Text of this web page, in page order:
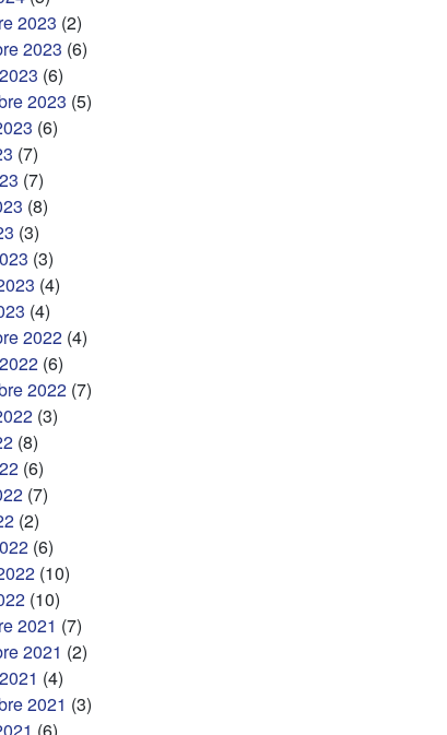
2023 (2)
2023 (6)
(6)
2023 (5)
(6)
(7)
(7)
(8)
(3)
(3)
(4)
(4)
2022 (4)
(6)
2022 (7)
(3)
(8)
(6)
(7)
(2)
(6)
(10)
(10)
2021 (7)
2021 (2)
(4)
2021 (3)
(6)